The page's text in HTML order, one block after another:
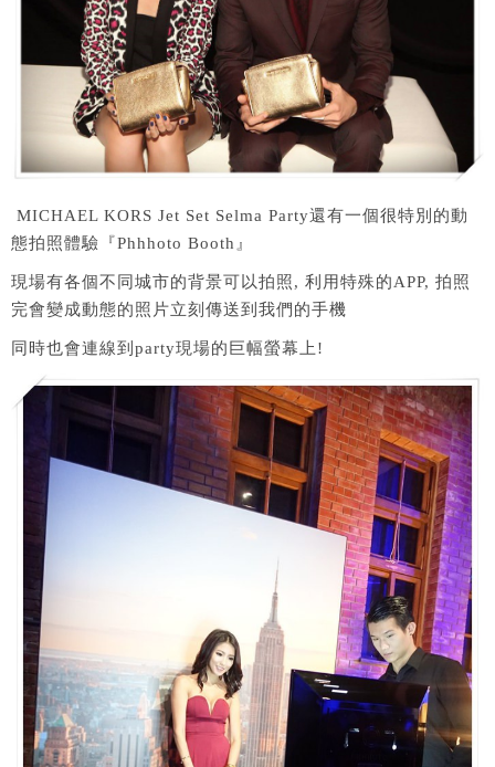
MICHAEL KORS Jet Set Selma Party還有一個很特別的動
態拍照體驗『Phhhoto Booth』
現場有各個不同城市的背景可以拍照, 利用特殊的APP, 拍照
完會變成動態的照片立刻傳送到我們的手機
同時也會連線到party現場的巨幅螢幕上!